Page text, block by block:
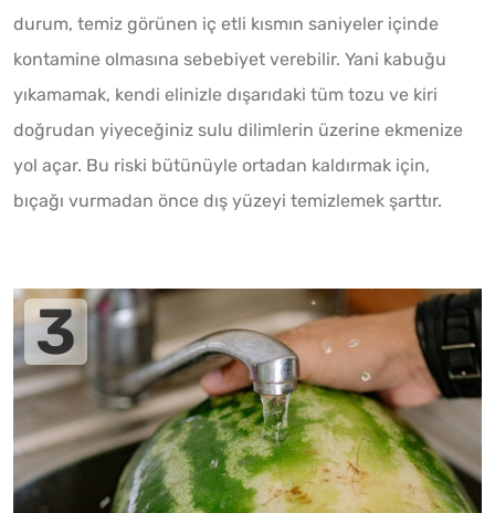
durum, temiz görünen iç etli kısmın saniyeler içinde
kontamine olmasına sebebiyet verebilir. Yani kabuğu
yıkamamak, kendi elinizle dışarıdaki tüm tozu ve kiri
doğrudan yiyeceğiniz sulu dilimlerin üzerine ekmenize
yol açar. Bu riski bütünüyle ortadan kaldırmak için,
bıçağı vurmadan önce dış yüzeyi temizlemek şarttır.